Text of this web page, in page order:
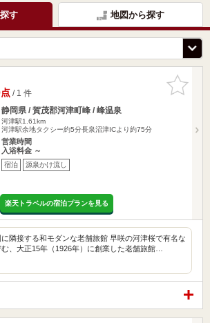
す 地図から探す
お気に入
りに追加
/ 1 件
静岡県 / 賀茂郡河津町峰 / 峰温泉
河津駅1.61km
河津駅余地タクシー約5分長泉沼津ICより約75分
営業時間
入浴料金 ～
宿泊 源泉かけ流し
楽天トラベルの宿泊プランを見る
隣接する和モダンな老舗旅館 早咲の河津桜で有名な
、大正15年（1926年）に創業した老舗旅館…